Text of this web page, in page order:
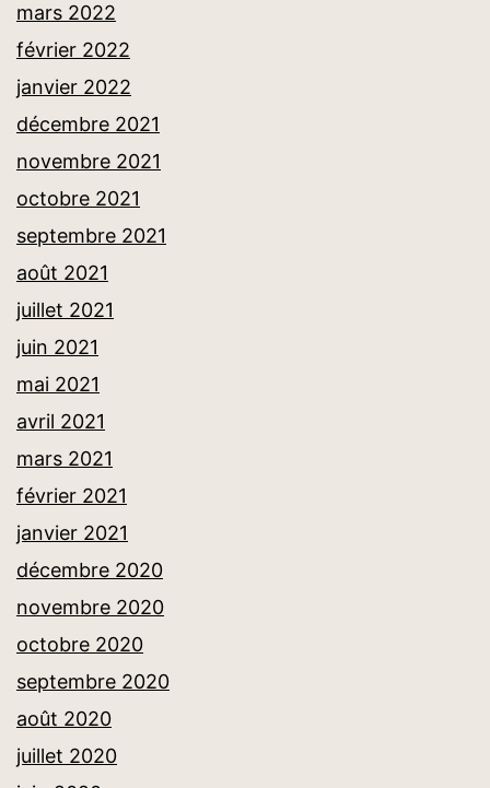
mars 2022
février 2022
janvier 2022
décembre 2021
novembre 2021
octobre 2021
septembre 2021
août 2021
juillet 2021
juin 2021
mai 2021
avril 2021
mars 2021
février 2021
janvier 2021
décembre 2020
novembre 2020
octobre 2020
septembre 2020
août 2020
juillet 2020